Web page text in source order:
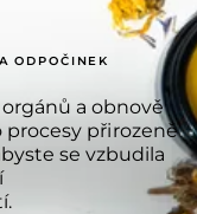
ODPOČINEK
a obnově
přirozeně
se vzbudila